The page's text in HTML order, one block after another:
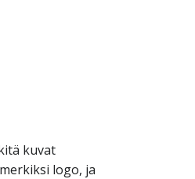
kuvat
logo, ja